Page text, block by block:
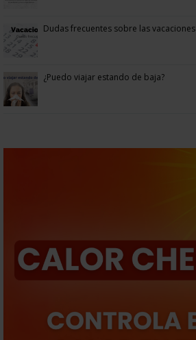
Dudas frecuentes sobre las vacaciones
¿Puedo viajar estando de baja?